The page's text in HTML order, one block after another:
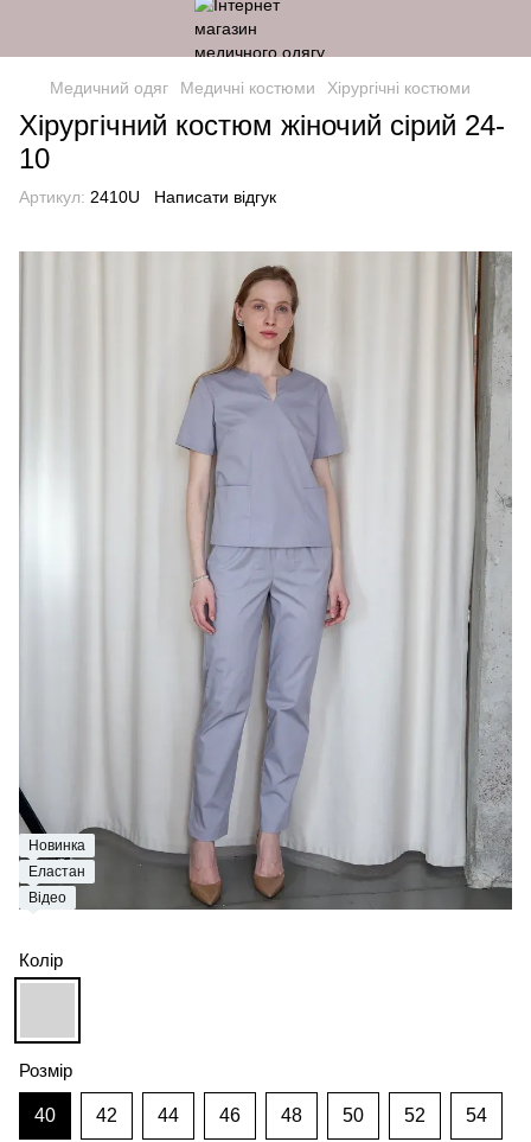
Медичний одяг Медичні костюми Хірургічні костюми
Хірургічний костюм жіночий сірий 24-
10
Артикул: 2410U Написати відгук
Новинка
Еластан
Відео
Колір
Розмір
40 42 44 46 48 50 52 54